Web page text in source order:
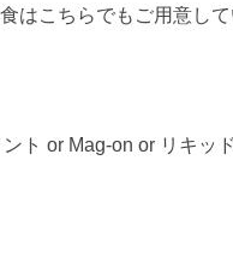
はこちらでもご用意して
ント or Mag-on or リキッ